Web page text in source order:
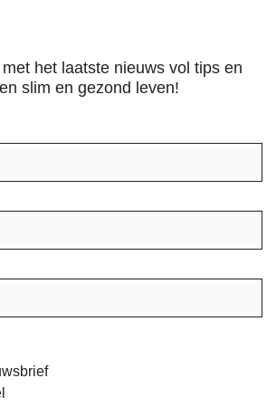
het laatste nieuws vol tips en
slim en gezond leven!